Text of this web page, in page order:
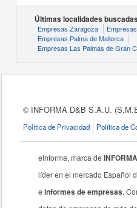
Últimas localidades
Empresas Zaragoza
Empresas Palma de Mallorca
Empresas Las Palmas de Gran
© INFORMA D&B S.A.U.
Política de Privacidad
Política de
eInforma, marca de
líder en el mercado Español
einformes de empresas.